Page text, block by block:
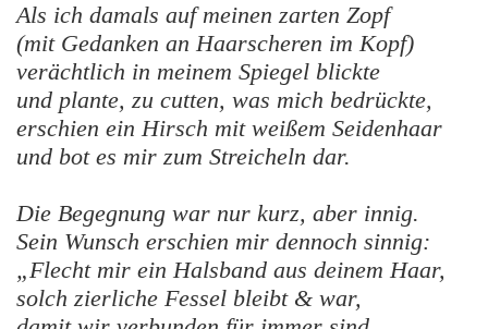
Als ich damals auf meinen zarten Zopf
(mit Gedanken an Haarscheren im Kopf)
verächtlich in meinem Spiegel blickte
und plante, zu cutten, was mich bedrückte,
erschien ein Hirsch mit weißem Seidenhaar
und bot es mir zum Streicheln dar.
Die Begegnung war nur kurz, aber innig.
Sein Wunsch erschien mir dennoch sinnig:
„Flecht mir ein Halsband aus deinem Haar,
solch zierliche Fessel bleibt & war,